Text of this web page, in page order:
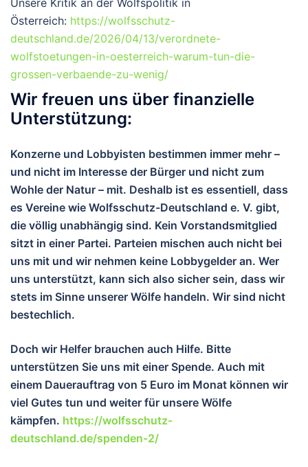
Österreich: https://wolfsschutz-
deutschland.de/2026/04/13/verordnete-
wolfstoetungen-in-oesterreich-warum-tun-die-
grossen-verbaende-zu-wenig/
Wir freuen uns über finanzielle
Unterstützung:
Konzerne und Lobbyisten bestimmen immer mehr –
und nicht im Interesse der Bürger und nicht zum
Wohle der Natur – mit. Deshalb ist es essentiell, dass
es Vereine wie Wolfsschutz-Deutschland e. V. gibt,
die völlig unabhängig sind. Kein Vorstandsmitglied
sitzt in einer Partei. Parteien mischen auch nicht bei
uns mit und wir nehmen keine Lobbygelder an. Wer
uns unterstützt, kann sich also sicher sein, dass wir
stets im Sinne unserer Wölfe handeln. Wir sind nicht
bestechlich.
Doch wir Helfer brauchen auch Hilfe. Bitte
unterstützen Sie uns mit einer Spende. Auch mit
einem Dauerauftrag von 5 Euro im Monat können wir
viel Gutes tun und weiter für unsere Wölfe
kämpfen. https://wolfsschutz-
deutschland.de/spenden-2/